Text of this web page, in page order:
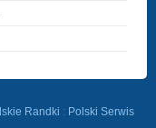
Randki : Polski Serwis